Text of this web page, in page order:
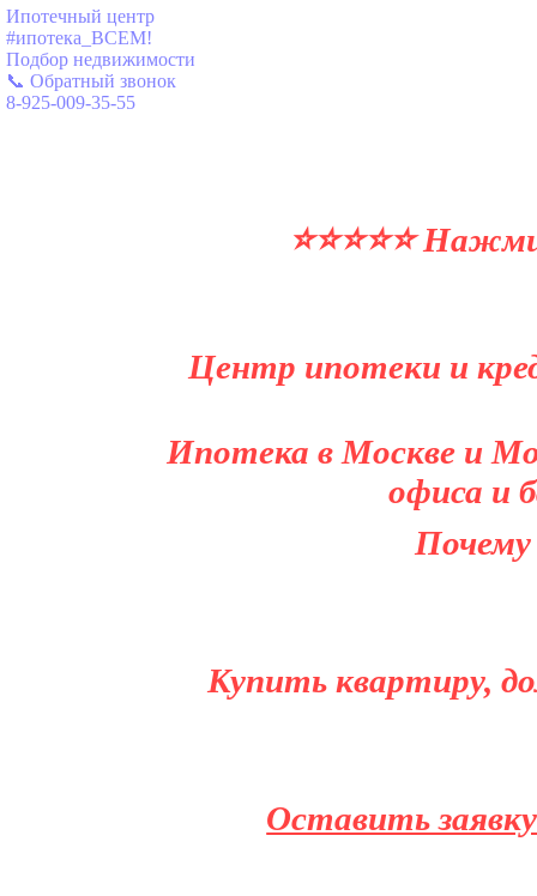
Ипотечный центр
#ипотека_ВСЕМ!
Подбор недвижимости
📞 Обратный звонок
8-925-009-35-55
⭐⭐⭐⭐⭐
Центр ипотеки и
Ипотека в Москве и
офиса и
Купить квартиру,
Оставить